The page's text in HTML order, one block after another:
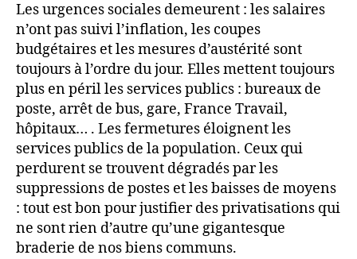
Les urgences sociales demeurent : les salaires
n’ont pas suivi l’inflation, les coupes
budgétaires et les mesures d’austérité sont
toujours à l’ordre du jour. Elles mettent toujours
plus en péril les services publics : bureaux de
poste, arrêt de bus, gare, France Travail,
hôpitaux… . Les fermetures éloignent les
services publics de la population. Ceux qui
perdurent se trouvent dégradés par les
suppressions de postes et les baisses de moyens
: tout est bon pour justifier des privatisations qui
ne sont rien d’autre qu’une gigantesque
braderie de nos biens communs.